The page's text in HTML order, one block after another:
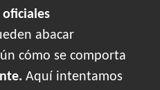
abacar
cómo se comporta
Aquí intentamos